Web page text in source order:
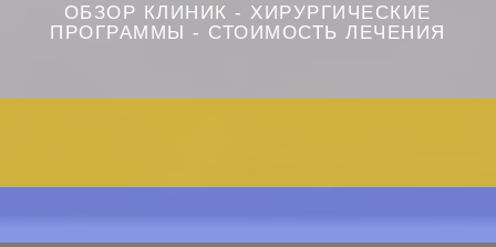
ОБЗОР КЛИНИК - ХИРУРГИЧЕСКИЕ
ПРОГРАММЫ - СТОИМОСТЬ ЛЕЧЕНИЯ